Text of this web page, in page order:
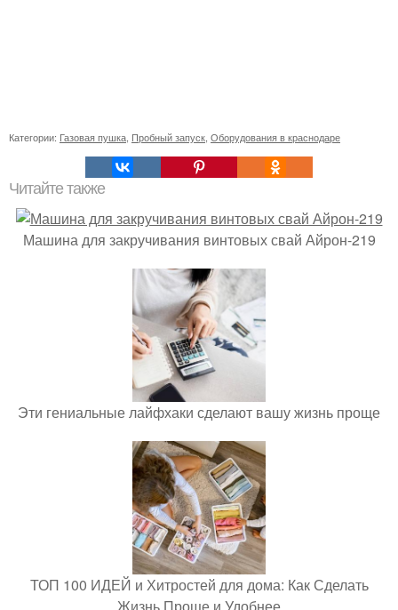
Категории: Газовая пушка Пробный запуск Оборудования в краснодаре
Читайте также
Машина для закручивания винтовых свай Айрон-219
Эти гениальные лайфхаки сделают вашу жизнь проще
ТОП 100 ИДЕЙ и Хитростей для дома: Как Сделать